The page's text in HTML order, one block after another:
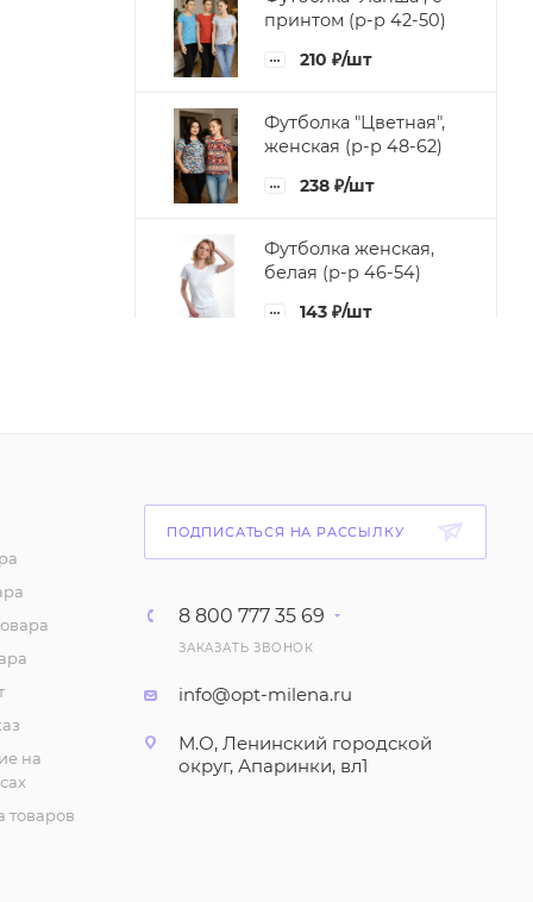
принтом (р-р 42-50)
210 ₽/шт
Футболка "Цветная",
женская (р-р 48-62)
238 ₽/шт
Футболка женская,
белая (р-р 46-54)
143 ₽/шт
Футболка женская,
синяя (р-р 46-54)
143₽/шт
Футболка женская,
сиреневая (р-р 46-54)
143₽/шт
Футболка женская,
желтая (р-р 46-54)
на
товаров
ПОДПИСАТЬСЯ НА РАССЫЛКУ
8 800 777 35 69
ЗАКАЗАТЬ ЗВОНОК
info@opt-milena.ru
М.О, Ленинский городской
округ, Апаринки, вл1